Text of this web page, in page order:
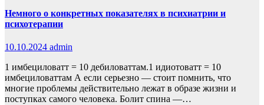
Немного о конкретных показателях в психиатрии и
психотерапии
10.10.2024 admin
1 имбециловатт = 10 дебиловаттам.1 идиотоватт = 10
имбециловаттам А если серьезно — стоит помнить, что
многие проблемы действительно лежат в образе жизни и
поступках самого человека. Болит спина —…